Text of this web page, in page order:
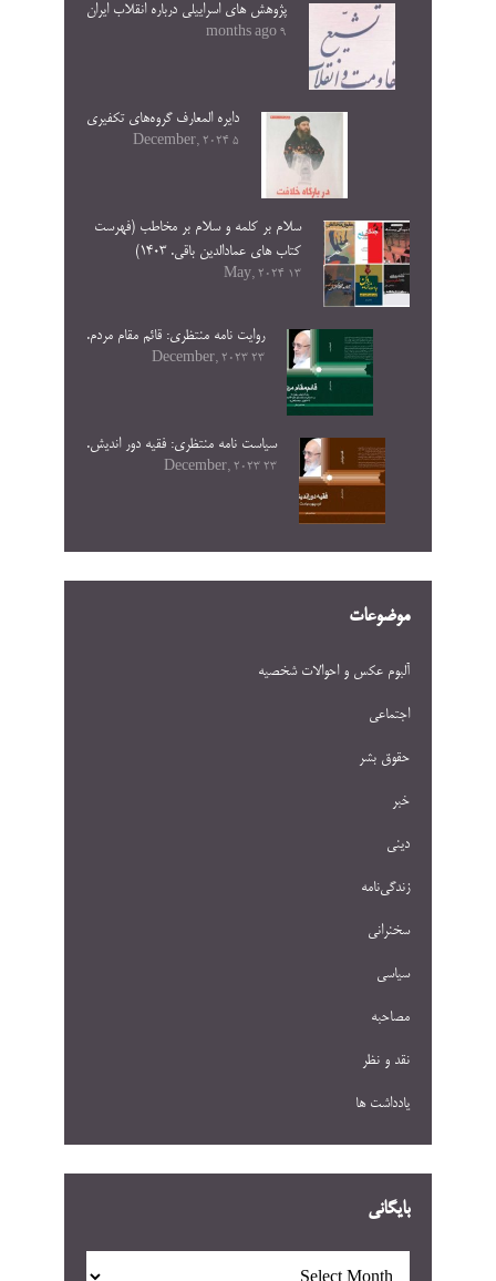
پژوهش های اسراییلی درباره انقلاب ایران
9 months ago
دایره المعارف گروه‌های تکفیری
5 December, 2024
سلام بر کلمه و سلام بر مخاطب (فهرست
کتاب های عمادالدین باقی. ۱۴۰۳)
13 May, 2024
روایت نامه منتظری: قائم مقام مردم.
23 December, 2023
سیاست نامه منتظری: فقیه دور اندیش.
23 December, 2023
موضوعات
آلبوم عکس و احوالات شخصيه
اجتماعی
حقوق بشر
خبر
دینی
زندگی‌نامه
سخنرانی
سیاسی
مصاحبه
نقد و نظر
یادداشت ها
بایگانی